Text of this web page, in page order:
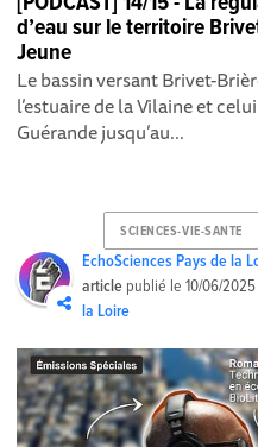
d’eau sur le territoire
Jeune
Le bassin versant Brivet-
l’estuaire de la Vilaine et
Guérande jusqu’au...
SCIENCES-VIE-SANTE
EchoSciences Pays de la
article publié le10/06/2025
la Loire